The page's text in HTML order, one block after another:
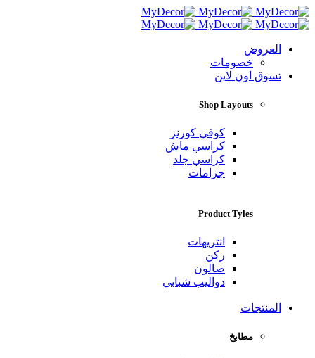
العروض
خصومات
تسوق اون لاين
Shop Layouts
كوفي كورنر
كراسي ماش
كراسي جلد
جزامات
Product Tyles
انتريهات
ركن
صالون
دواليب شبابي
المنتجات
مطابخ